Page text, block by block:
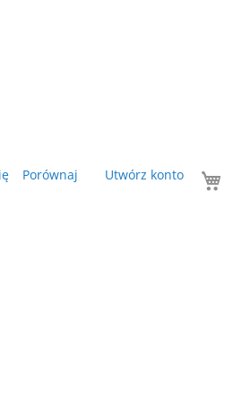
Porównaj Utwórz konto